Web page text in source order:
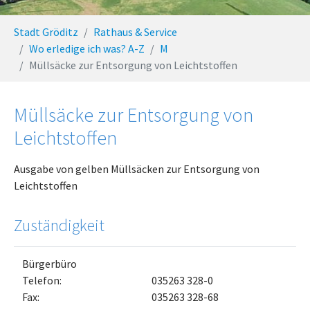
Stadt Gröditz
Rathaus & Service
Wo erledige ich was? A-Z
M
Müllsäcke zur Entsorgung von Leichtstoffen
Müllsäcke zur Entsorgung von
Leichtstoffen
Ausgabe von gelben Müllsäcken zur Entsorgung von
Leichtstoffen
Zuständigkeit
Bürgerbüro
Telefon:
Fax:
035263 328-0
035263 328-68